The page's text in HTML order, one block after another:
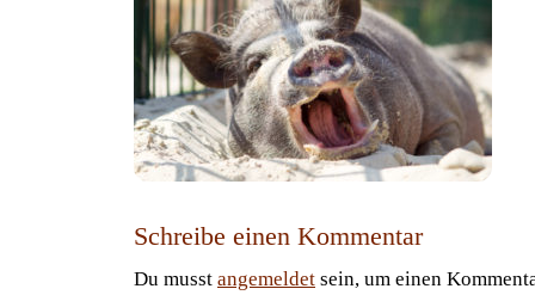
Schreibe einen Kommentar
Du musst angemeldet sein, um einen